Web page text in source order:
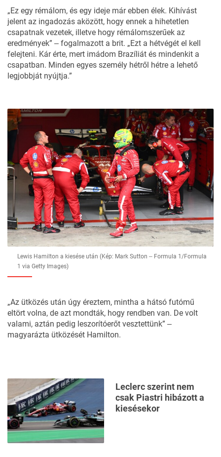
„Ez egy rémálom, és egy ideje már ebben élek. Kihívást
jelent az ingadozás aközött, hogy ennek a hihetetlen
csapatnak vezetek, illetve hogy rémálomszerűek az
eredmények” ‒ fogalmazott a brit. „Ezt a hétvégét el kell
felejteni. Kár érte, mert imádom Brazíliát és mindenkit a
csapatban. Minden egyes személy hétről hétre a lehető
legjobbját nyújtja.”
Lewis Hamilton a kiesése után (Kép: Mark Sutton ‒ Formula 1/Formula
1 via Getty Images)
„Az ütközés után úgy éreztem, mintha a hátsó futómű
eltört volna, de azt mondták, hogy rendben van. De volt
valami, aztán pedig leszorítóerőt vesztettünk” ‒
magyarázta ütközését Hamilton.
Leclerc szerint nem
csak Piastri hibázott a
kiesésekor